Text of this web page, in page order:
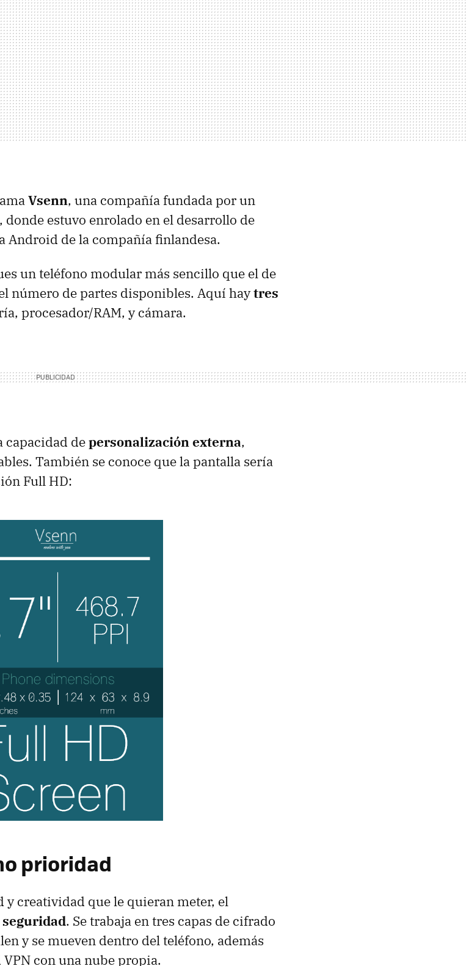
Vsenn, una compañía fundada por un
, donde estuvo enrolado en el desarrollo de
Android de la compañía finlandesa.
un teléfono modular más sencillo que el de
número de partes disponibles. Aquí haytres
procesador/RAM, y cámara.
capacidad depersonalización externa,
También se conoce que la pantalla sería
Full HD:
prioridad
creatividad que le quieran meter, el
seguridad. Se trabaja en tres capas de cifrado
y se mueven dentro del teléfono, además
con una nube propia.